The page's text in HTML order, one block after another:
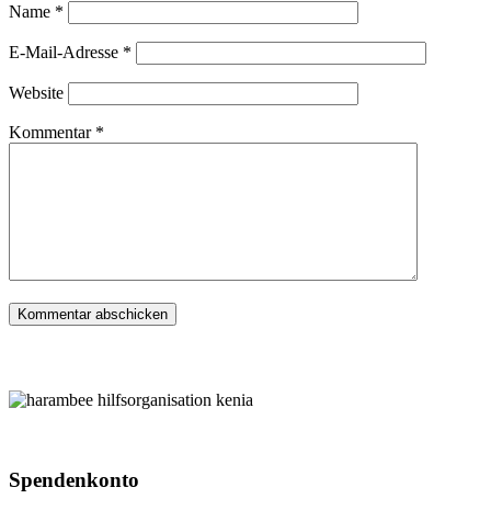
Name *
E-Mail-Adresse *
Website
Kommentar *
Spenden­konto